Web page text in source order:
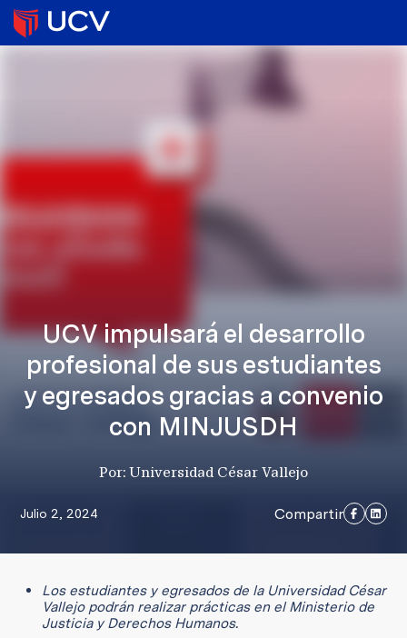
UCV impulsará el desarrollo
profesional de sus estudiantes
y egresados gracias a convenio
con MINJUSDH
Por: Universidad César Vallejo
Julio 2, 2024 Compartir
Los estudiantes y egresados de la Universidad César
Vallejo podrán realizar prácticas en el Ministerio de
Justicia y Derechos Humanos.